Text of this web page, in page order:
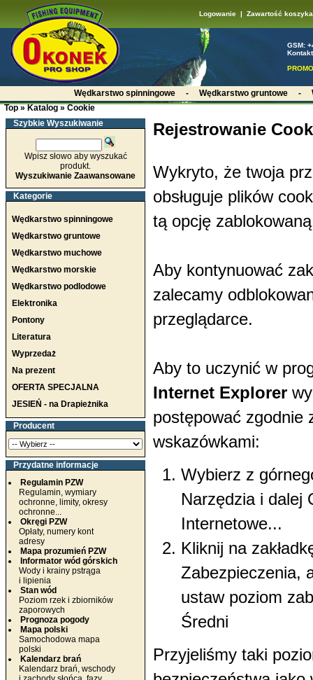
Logowanie| Zawartość koszyka
GSM:
Wędkarstwo spinningowe - Wędkarstwo gruntowe -
Top » Katalog » Cookie
Szybkie Wyszukiwanie
Wpisz słowo aby wyszukać
produkt.
Wyszukiwanie Zaawansowane
Kategorie
Wędkarstwo spinningowe
Wędkarstwo gruntowe
Wędkarstwo muchowe
Wędkarstwo morskie
Wędkarstwo podlodowe
Elektronika
Pontony
Literatura
Wyprzedaż
Na prezent
OFERTA SPECJALNA
JESIEŃ - na Drapieżnika
Producent
Przydatne informacje
Regulamin PZW
Regulamin, wymiary
ochronne, limity, okresy
ochronne...
Okręgi PZW
Opłaty, numery kont
adresy
Mapa prozumień PZW
Informator wód górskich
Wody i krainy pstrąga
i lipienia
Stan wód
Poziom rzek i zbiorników
zaporowych
Prognoza pogody
Mapa polski
Samochodowa mapa
polski
Kalendarz brań
Kalendarz brań, wschody
Rejestrowanie
Wykryto, że twoja
obsługuje plików
tą opcję
Aby kontynuować
zalecamy
przeglądarce.
Aby to uczynić w
Internet Explorer
postępować zgodnie
wskazówkami:
Wybierz z
Narzędzia i dalej
Internetowe...
Kliknij na
Zabezpieczenia,
ustaw poziom
Średni
Przyjeliśmy taki